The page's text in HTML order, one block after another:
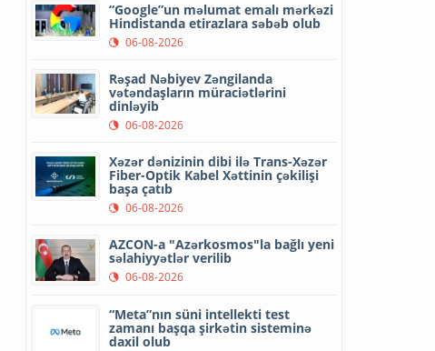
“Google”un məlumat emalı mərkəzi
Hindistanda etirazlara səbəb olub
06-08-2026
Rəşad Nəbiyev Zəngilanda
vətəndaşların müraciətlərini
dinləyib
06-08-2026
Xəzər dənizinin dibi ilə Trans-Xəzər
Fiber-Optik Kabel Xəttinin çəkilişi
başa çatıb
06-08-2026
AZCON-a "Azərkosmos"la bağlı yeni
səlahiyyətlər verilib
06-08-2026
“Meta”nın süni intellekti test
zamanı başqa şirkətin sisteminə
daxil olub